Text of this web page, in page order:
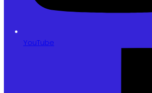
YouTube